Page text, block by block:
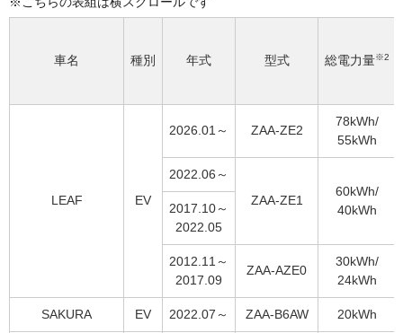
車名 種別 年式 型式 総電力量※2
LEAF EV
2026.01～ ZAA-ZE2
78kWh/
55kWh
2022.06～
ZAA-ZE1
60kWh/
40kWh
2017.10～
2022.05
2012.11～
2017.09
ZAA-AZE0
30kWh/
24kWh
SAKURA EV 2022.07～ ZAA-B6AW 20kWh